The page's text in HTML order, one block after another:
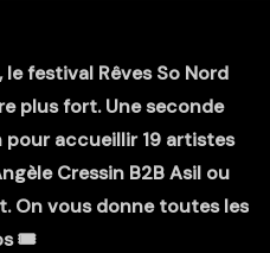
festival Rêves So Nord
plus fort. Une seconde
accueillir 19 artistes
Cressin B2B Asil ou
On vous donne toutes les
🎟